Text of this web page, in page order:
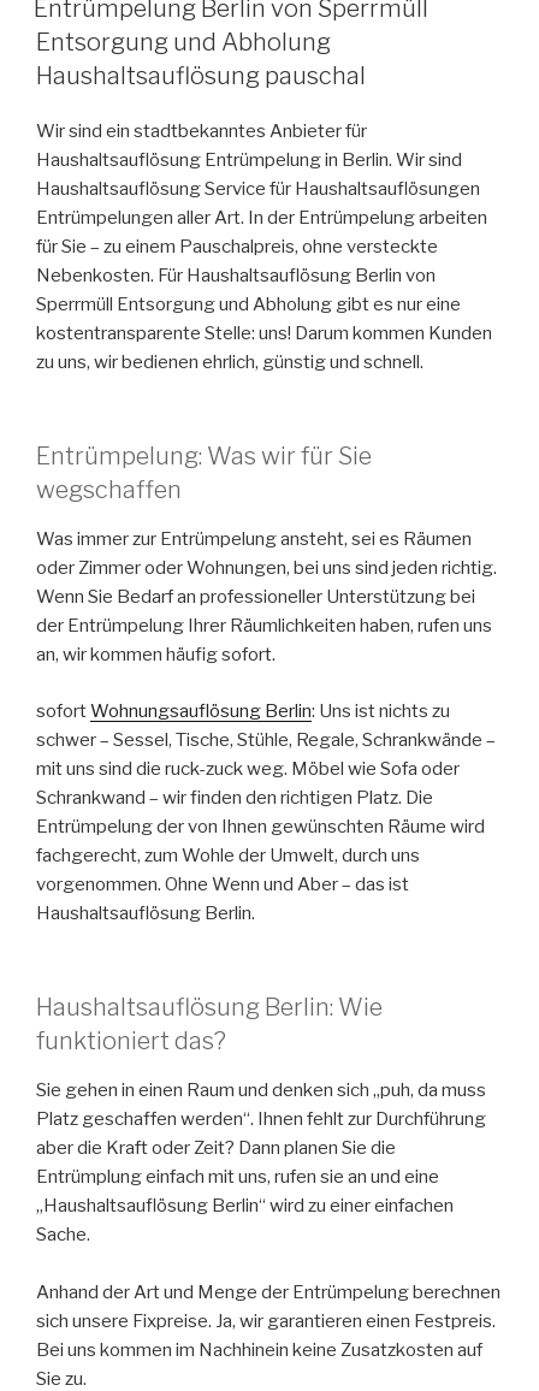
AM
Entrümpelung Berlin von Sperrmüll
Entsorgung und Abholung
Haushaltsauflösung pauschal
Wir sind ein stadtbekanntes Anbieter für
Haushaltsauflösung Entrümpelung in Berlin. Wir sind
Haushaltsauflösung Service für Haushaltsauflösungen
Entrümpelungen aller Art. In der Entrümpelung arbeiten
für Sie – zu einem Pauschalpreis, ohne versteckte
Nebenkosten. Für Haushaltsauflösung Berlin von
Sperrmüll Entsorgung und Abholung gibt es nur eine
kostentransparente Stelle: uns! Darum kommen Kunden
zu uns, wir bedienen ehrlich, günstig und schnell.
Entrümpelung: Was wir für Sie
wegschaffen
Was immer zur Entrümpelung ansteht, sei es Räumen
oder Zimmer oder Wohnungen, bei uns sind jeden richtig.
Wenn Sie Bedarf an professioneller Unterstützung bei
der Entrümpelung Ihrer Räumlichkeiten haben, rufen uns
an, wir kommen häufig sofort.
sofortWohnungsauflösung Berlin: Uns ist nichts zu
schwer – Sessel, Tische, Stühle, Regale, Schrankwände –
mit uns sind die ruck-zuck weg. Möbel wie Sofa oder
Schrankwand – wir finden den richtigen Platz. Die
Entrümpelung der von Ihnen gewünschten Räume wird
fachgerecht, zum Wohle der Umwelt, durch uns
vorgenommen. Ohne Wenn und Aber – das ist
Haushaltsauflösung Berlin.
Haushaltsauflösung Berlin: Wie
funktioniert das?
Sie gehen in einen Raum und denken sich „puh, da muss
Platz geschaffen werden“. Ihnen fehlt zur Durchführung
aber die Kraft oder Zeit? Dann planen Sie die
Entrümplung einfach mit uns, rufen sie an und eine
„Haushaltsauflösung Berlin“ wird zu einer einfachen
Sache.
Anhand der Art und Menge der Entrümpelung berechnen
sich unsere Fixpreise. Ja, wir garantieren einen Festpreis.
Bei uns kommen im Nachhinein keine Zusatzkosten auf
Sie zu.